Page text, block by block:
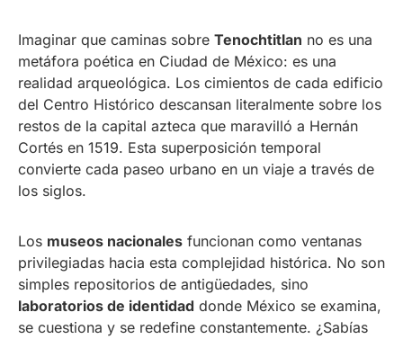
Imaginar que caminas sobre Tenochtitlan no es una
metáfora poética en Ciudad de México: es una
realidad arqueológica. Los cimientos de cada edificio
del Centro Histórico descansan literalmente sobre los
restos de la capital azteca que maravilló a Hernán
Cortés en 1519. Esta superposición temporal
convierte cada paseo urbano en un viaje a través de
los siglos.
Los museos nacionales funcionan como ventanas
privilegiadas hacia esta complejidad histórica. No son
simples repositorios de antigüedades, sino
laboratorios de identidad donde México se examina,
se cuestiona y se redefine constantemente. ¿Sabías